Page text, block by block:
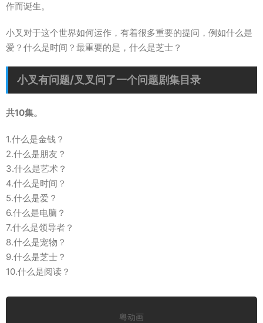
作而诞生。
小叉对于这个世界如何运作，有着很多重要的提问，例如什么是
爱？什么是时间？最重要的是，什么是芝士？
小叉有问题/叉叉问了一个问题剧集目录
共10集。
1.什么是金钱？
2.什么是朋友？
3.什么是艺术？
4.什么是时间？
5.什么是爱？
6.什么是电脑？
7.什么是领导者？
8.什么是宠物？
9.什么是芝士？
10.什么是阅读？
粤动画